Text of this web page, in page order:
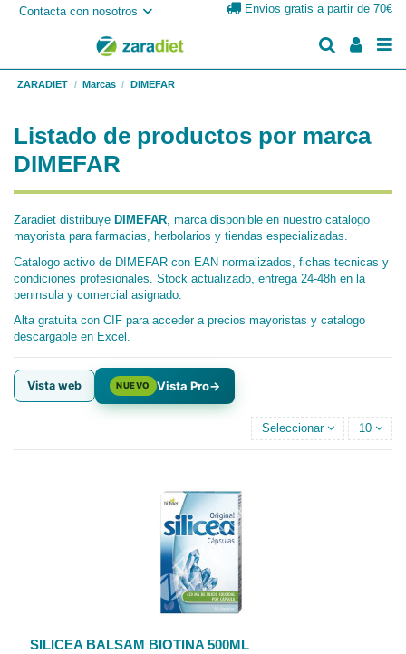
Contacta con nosotros Envios gratis a partir de 70€
ZARADIET Marcas DIMEFAR
Listado de productos por marca
DIMEFAR
Zaradiet distribuye DIMEFAR, marca disponible en nuestro catalogo
mayorista para farmacias, herbolarios y tiendas especializadas.
Catalogo activo de DIMEFAR con EAN normalizados, fichas tecnicas y
condiciones profesionales. Stock actualizado, entrega 24-48h en la
peninsula y comercial asignado.
Alta gratuita con CIF para acceder a precios mayoristas y catalogo
descargable en Excel.
Vista web NUEVO Vista Pro→
Seleccionar 10
SILICEA BALSAM BIOTINA 500ML